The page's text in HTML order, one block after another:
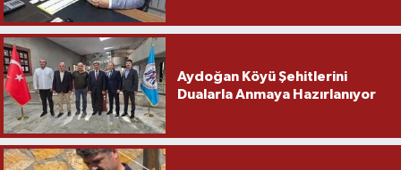
Aydoğan Köyü Şehitlerini
Dualarla Anmaya Hazırlanıyor